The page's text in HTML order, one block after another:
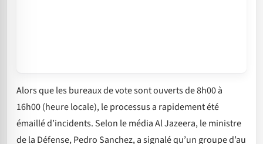
Alors que les bureaux de vote sont ouverts de 8h00 à
16h00 (heure locale), le processus a rapidement été
émaillé d’incidents. Selon le média Al Jazeera, le ministre
de la Défense, Pedro Sanchez, a signalé qu’un groupe d’au